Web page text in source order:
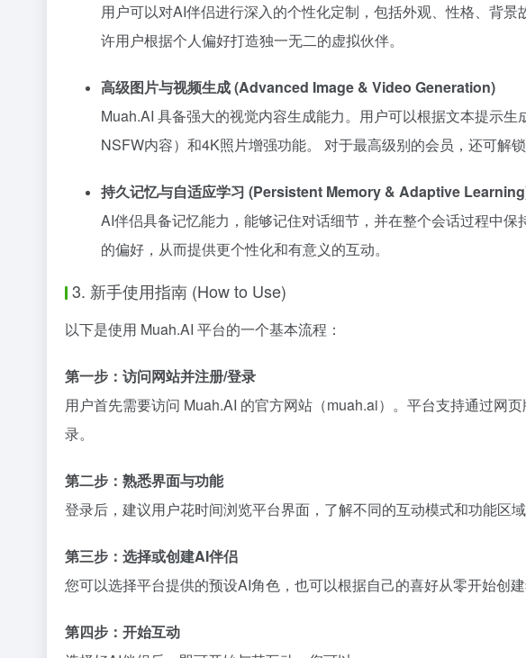
用户可以对AI伴侣进行深入的个性化定制，包括外观、性格、背
许用户根据个人偏好打造独一无二的虚拟伙伴。
高级图片与视频生成 (Advanced Image & Video Generation)
Muah.AI 具备强大的视觉内容生成能力。用户可以根据文本提示
NSFW内容）和4K照片增强功能。 对于最高级别的会员，还可解
持久记忆与自适应学习 (Persistent Memory & Adaptive
AI伴侣具备记忆能力，能够记住对话细节，并在整个会话过程中
的偏好，从而提供更个性化和有意义的互动。
3. 新手使用指南 (How to Use)
以下是使用 Muah.AI 平台的一个基本流程：
第一步：访问网站并注册/登录
用户首先需要访问 Muah.AI 的官方网站（muah.ai）。平台支持通过网
录。
第二步：熟悉界面与功能
登录后，建议用户花时间浏览平台界面，了解不同的互动模式和功能区
第三步：选择或创建AI伴侣
您可以选择平台提供的预设AI角色，也可以根据自己的喜好从零开始创
第四步：开始互动